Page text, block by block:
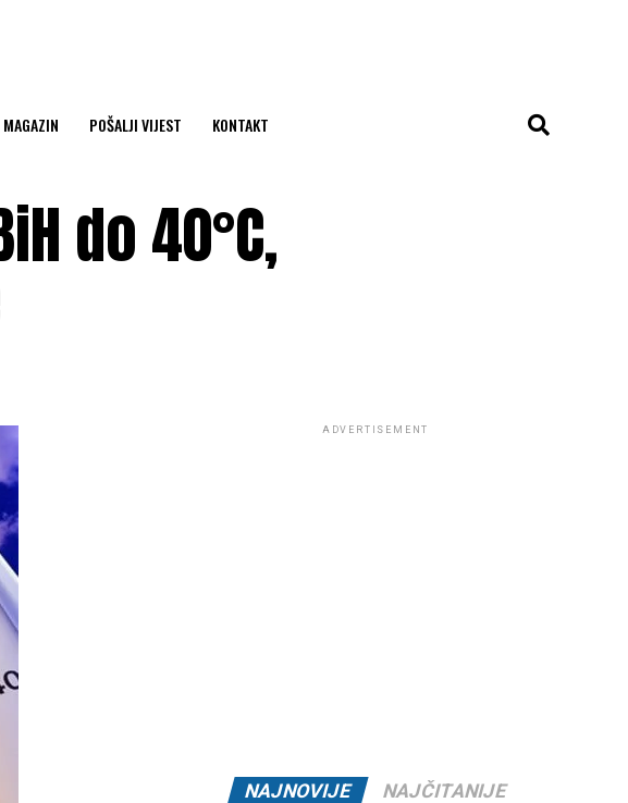
MAGAZIN POŠALJI VIJEST KONTAKT
do 40°C,
ADVERTISEMENT
NAJNOVIJE NAJČITANIJE